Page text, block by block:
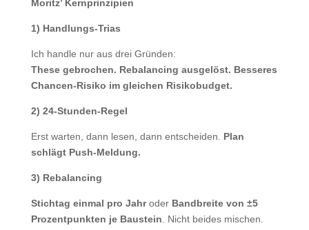
Moritz’ Kernprinzipien
1) Handlungs-Trias
Ich handle nur aus drei Gründen:
These gebrochen. Rebalancing ausgelöst. Besseres
Chancen-Risiko im gleichen Risikobudget.
2) 24-Stunden-Regel
Erst warten, dann lesen, dann entscheiden. Plan
schlägt Push-Meldung.
3) Rebalancing
Stichtag einmal pro Jahroder Bandbreite von ±5
Prozentpunkten je Baustein . Nicht beides mischen.